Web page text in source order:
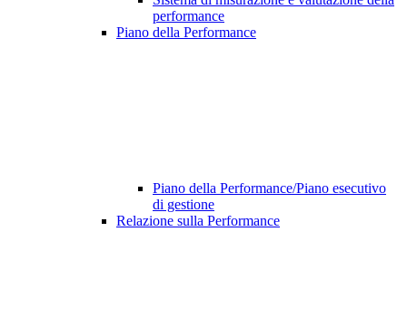
performance
Piano della Performance
Piano della Performance/Piano esecutivo
di gestione
Relazione sulla Performance